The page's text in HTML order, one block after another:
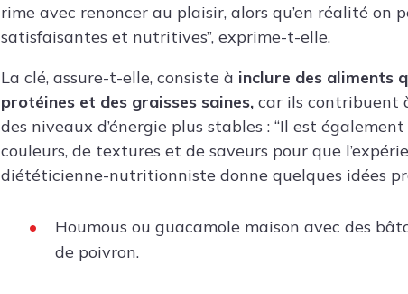
rime avec renoncer au plaisir, alors qu’en réalité on
satisfaisantes et nutritives”, exprime-t-elle.
La clé, assure-t-elle, consiste à inclure des aliments
protéines et des graisses saines, car ils contribuent
des niveaux d’énergie plus stables : “Il est
couleurs, de textures et de saveurs pour que
diététicienne-nutritionniste donne quelques idées
Houmous ou guacamole maison avec des
de poivron.